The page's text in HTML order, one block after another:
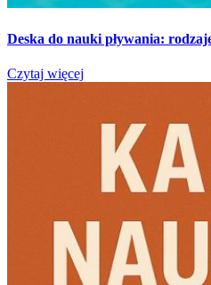
Deska do nauki pływania:
Czytaj więcej